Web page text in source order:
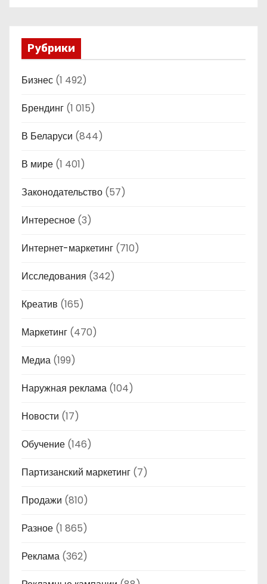
Рубрики
Бизнес (1 492)
Брендинг (1 015)
В Беларуси (844)
В мире (1 401)
Законодательство (57)
Интересное (3)
Интернет-маркетинг (710)
Исследования (342)
Креатив (165)
Маркетинг (470)
Медиа (199)
Наружная реклама (104)
Новости (17)
Обучение (146)
Партизанский маркетинг (7)
Продажи (810)
Разное (1 865)
Реклама (362)